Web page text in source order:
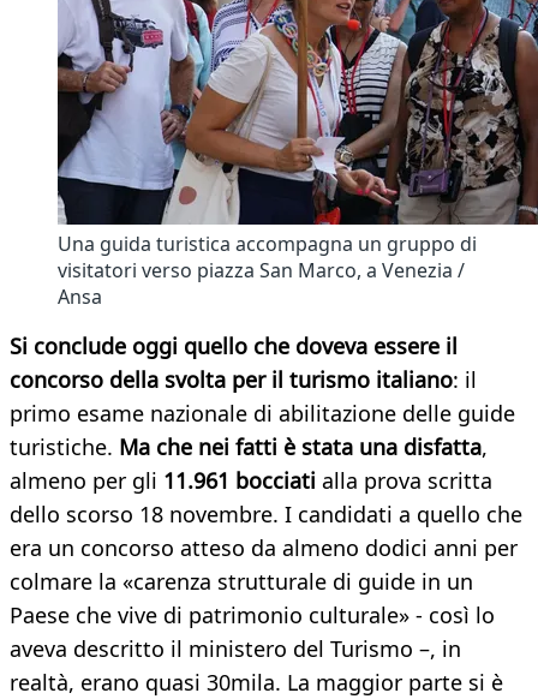
Una guida turistica accompagna un gruppo di
visitatori verso piazza San Marco, a Venezia /
Ansa
Si conclude oggi quello che doveva essere il
concorso della svolta per il turismo italiano: il
primo esame nazionale di abilitazione delle guide
turistiche. Ma che nei fatti è stata una disfatta,
almeno per gli 11.961 bocciati alla prova scritta
dello scorso 18 novembre. I candidati a quello che
era un concorso atteso da almeno dodici anni per
colmare la «carenza strutturale di guide in un
Paese che vive di patrimonio culturale» - così lo
aveva descritto il ministero del Turismo –, in
realtà, erano quasi 30mila. La maggior parte si è